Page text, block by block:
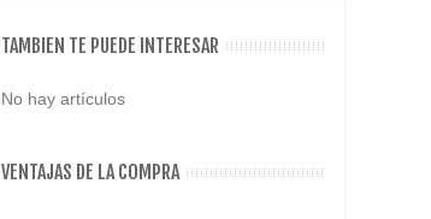
TAMBIEN TE PUEDE INTERESAR
No hay artículos
VENTAJAS DE LA COMPRA